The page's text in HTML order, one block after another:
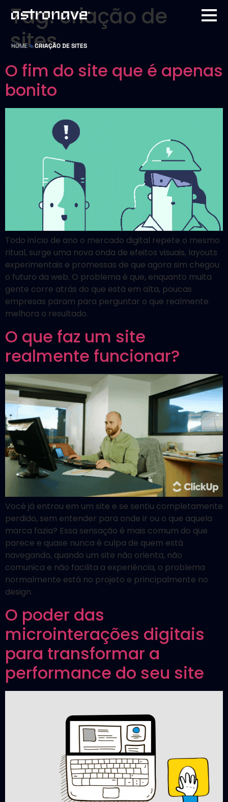
HOME>CRIAÇÃO DE SITES
Tag:criação de
sites
O fim do site que é apenas
bonito
Todo início de ano o mercado digital repete o mesmo
ritual, surge uma nova onda de efeitos visuais, layouts
experimentais e promessas de que agora sim chegou
o futuro da web. O problema é que, enquanto muita
gente corre atrás do que está em alta, poucas
empresas param para perguntar o que realmente
melhora o resultado.
O que faz um site
realmente funcionar?
Você já entrou em um site e se sentiu completamente
perdido, sem entender para onde ir ou o que aquela
marca fazia? Essa sensação é mais comum do que
parece e quase nunca é culpa de quem está
navegando, quando um site não orienta, não
comunica e não facilita a experiência, o problema
normalmente está no projeto e principalmente no
design.
O poder das
microinterações digitais
para transformar a
performance do seu site